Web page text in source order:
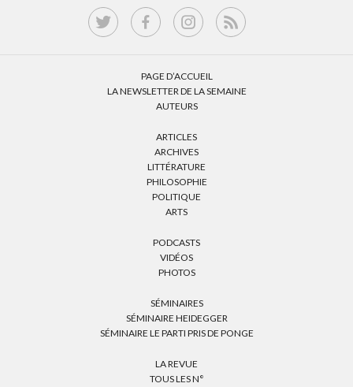
PAGE D’ACCUEIL
LA NEWSLETTER DE LA SEMAINE
AUTEURS
ARTICLES
ARCHIVES
LITTÉRATURE
PHILOSOPHIE
POLITIQUE
ARTS
PODCASTS
VIDÉOS
PHOTOS
SÉMINAIRES
SÉMINAIRE HEIDEGGER
SÉMINAIRE LE PARTI PRIS DE PONGE
LA REVUE
TOUS LES N°